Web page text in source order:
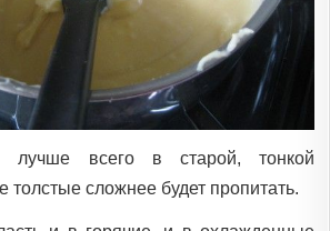
лучше всего в старой, тонкой
толстые сложнее будет пропитать.